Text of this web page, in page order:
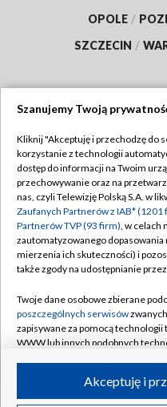
OPOLE /
SZCZECIN /
Abonament TVP
Emisja w TVP
Centrum informacji TVP
Naziemna Telewizja
Rada Programowa
System NOS
Informacje o nadawcy
Program dla prasy
Szanujemy Twoją
Kliknij "Akceptuję i przechodzę do
korzystanie z technologii
dostęp do informacji na Twoim
przechowywanie oraz na
nas, czyli Telewizję Polską S.A. w
Zaufanych Partnerów z IAB* (1201
Partnerów TVP (93 firm), w celach
zautomatyzowanego
mierzenia ich skuteczności) i
także zgody na udostępnianie
Twoje dane osobowe zbierane
poszczególnych serwisów
zapisywane za pomocą
WWW lub innych podobnych
ruchu w Internecie.Akceptuję i